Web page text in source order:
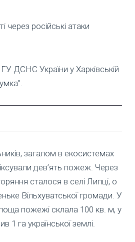
через російські атаки
ДСНС України у Харківській
загалом в екосистемах
дев’ять пожеж. Через
сталося в селі Липці, о
Вільхуватської громади. У
пожежі склала 100 кв. м, у
1 га української землі.